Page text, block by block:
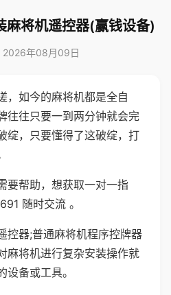
麻将机遥控器(赢钱设备)
2026年08月09日
，如今的麻将机都是全自
往往只要一到两分钟就会完
绽，只要懂得了这破绽，打
要帮助，想获取一对一指
随时交流 。
控器;普通麻将机程序控牌器
麻将机进行复杂安装操作就
备或工具。